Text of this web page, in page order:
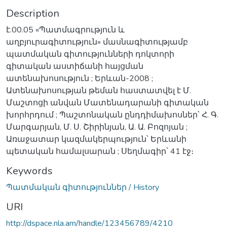
Description
է.00.05 «Պատմագրություն և
աղբյուրագիտություն» մասնագիտությամբ
պատմական գիտությունների դոկտորի
գիտական աստիճանի հայցման
ատենախոսություն ; Երևան-2008 ;
Ատենախոսության թեման հաստատվել է Մ.
Մաշտոցի անվան Մատենադարանի գիտական
խորհրդում ; Պաշտոնական ընդդիմախոսներ՝ Հ. Գ.
Մարգարյան, Մ. Ս. Շիրինյան, Ա. Ա. Բոզոյան ;
Առաջատար կազմակերպություն՝ Երևանի
պետական համալսարան ; Սեղմագիր՝ 41 էջ։
Keywords
Պատմական գիտություններ / History
URI
http://dspace.nla.am/handle/123456789/4210